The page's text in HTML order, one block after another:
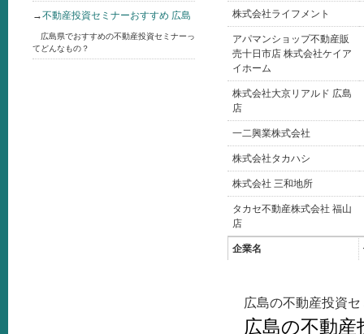
→不動産投資セミナーおすすめ 広島
広島県でおすすめの不動産投資セミナーっ
てどんなもの？
株式会社ライフメント
アパマンショップ不動産販
売十日市店 株式会社ケイア
イホーム
株式会社大京リアルド 広島
店
一二興業株式会社
株式会社タカハシ
株式会社 三和地所
タカセ不動産株式会社 福山
店
企業名
広島の不動産投資
広島の不動